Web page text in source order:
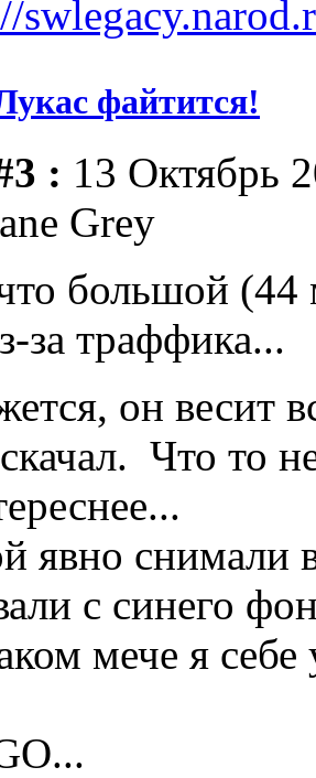
файтится!
: 13 Октябрь
Grey
большой (44
за траффика...
он весит
Что то
явно снимали
с синего
мече я